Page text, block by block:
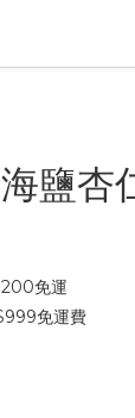
鹽杏
免運
免運費